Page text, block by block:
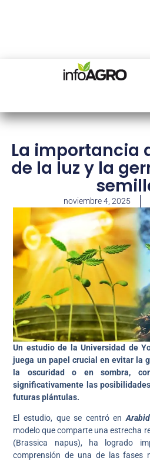
La importancia
de la luz y la
noviembre 4, 2025
Un estudio de la Universidad de
juega un papel crucial en evitar la
la oscuridad o en sombra,
significativamente las
futuras plántulas.
El estudio, que se centró en
modelo que comparte una estrecha
(Brassica napus), ha logrado
comprensión de una de las fases